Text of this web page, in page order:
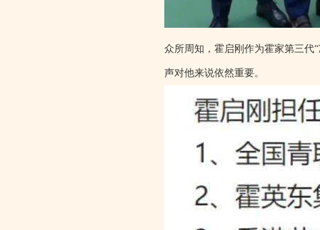
众所周知，霍启刚作为霍家第三代
声对他来说依然重要。